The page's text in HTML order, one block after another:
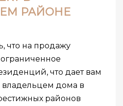
РАЙОНЕ
что на продажу
что дает вам
владельцем дома в
районов